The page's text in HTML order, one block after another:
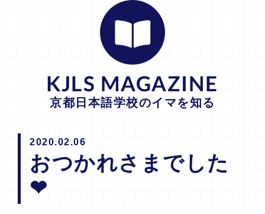
KJLS MAGAZINE
京都日本語学校のイマを知る
2020.02.06
おつかれさまでした
❤